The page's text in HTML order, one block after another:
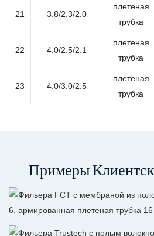
21 3.8/2.3/2.0
плетеная
трубка
22 4.0/2.5/2.1
плетеная
трубка
23 4.0/3.0/2.5
плетеная
трубка
Примеры